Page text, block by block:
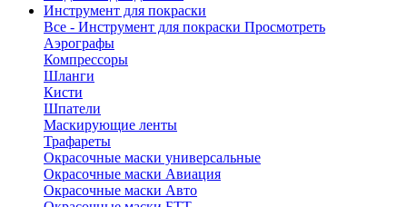
Инструмент для покраски
Все - Инструмент для покраски Просмотреть
Аэрографы
Компрессоры
Шланги
Кисти
Шпатели
Маскирующие ленты
Трафареты
Окрасочные маски универсальные
Окрасочные маски Авиация
Окрасочные маски Авто